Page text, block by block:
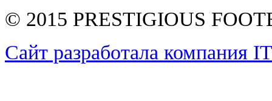
© 2015 PRESTIGIOUS
Сайт разработала компания